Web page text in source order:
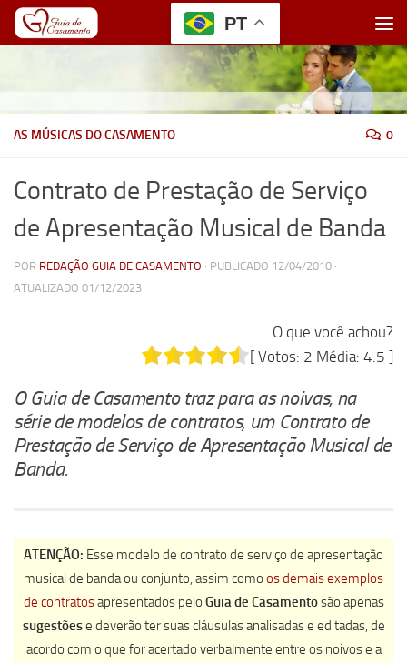
Skip to content
AS MÚSICAS DO CASAMENTO 0
Contrato de Prestação de Serviço
de Apresentação Musical de Banda
POR REDAÇÃO GUIA DE CASAMENTO · PUBLICADO 12/04/2010 ·
ATUALIZADO 01/12/2023
O que você achou?
[ Votos: 2 Média: 4.5 ]
O Guia de Casamento traz para as noivas, na
série de modelos de contratos, um Contrato de
Prestação de Serviço de Apresentação Musical de
Banda.
ATENÇÃO: Esse modelo de contrato de serviço de apresentação
musical de banda ou conjunto, assim como os demais exemplos
de contratosapresentados pelo Guia de Casamentosão apenas
sugestõese deverão ter suas cláusulas analisadas e editadas, de
acordo com o que for acertado verbalmente entre os noivos e a
PT